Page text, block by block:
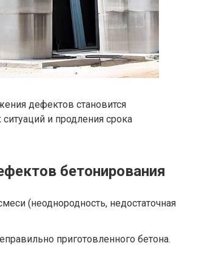
дефектов становится
и продления срока
бетонирования
(неоднородность, недостаточная
приготовленного бетона.